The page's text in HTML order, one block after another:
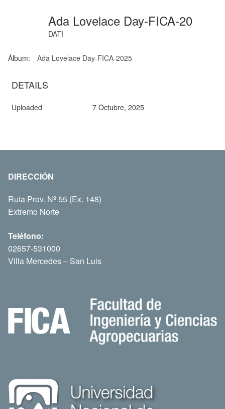
Ada Lovelace Day-FICA-20
DATI
Álbum: Ada Lovelace Day-FICA-2025
DETAILS
Uploaded 7 Octubre, 2025
DIRECCIÓN
Ruta Prov. Nº 55 (Ex. 148)
Extremo Norte
Teléfono:
02657-531000
Villa Mercedes – San Luis